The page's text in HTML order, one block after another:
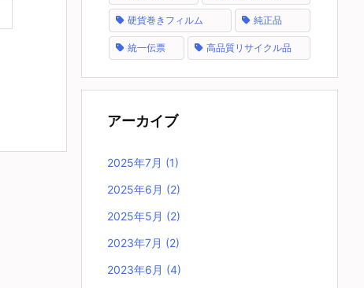
硬貨巻きフィルム 純正品
統一伝票 高品質リサイクル品
アーカイブ
2025年7月 (1)
2025年6月 (2)
2025年5月 (2)
2023年7月 (2)
2023年6月 (4)